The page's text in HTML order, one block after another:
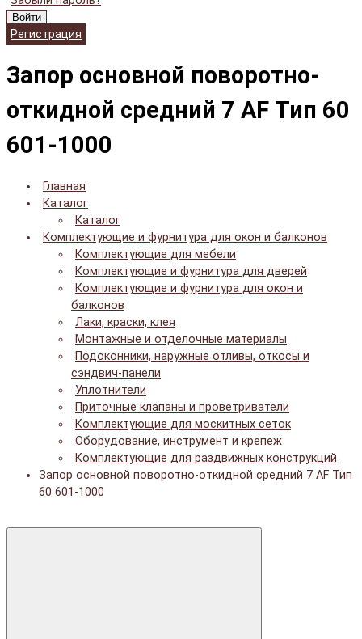
Войти
Регистрация
Запор основной поворотно-
откидной средний 7 AF Тип 60
601-1000
Главная
Каталог
Каталог
Комплектующие и фурнитура для окон и балконов
Комплектующие для мебели
Комплектующие и фурнитура для дверей
Комплектующие и фурнитура для окон и
балконов
Лаки, краски, клея
Монтажные и отделочные материалы
Подоконники, наружные отливы, откосы и
сэндвич-панели
Уплотнители
Приточные клапаны и проветриватели
Комплектующие для москитных сеток
Оборудование, инструмент и крепеж
Комплектующие для раздвижных конструкций
Запор основной поворотно-откидной средний 7 AF Тип
60 601-1000